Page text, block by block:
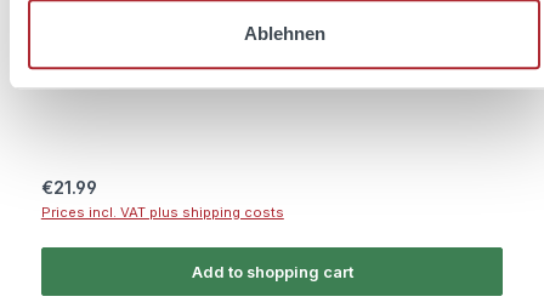
Ablehnen
Regular price:
€21.99
Prices incl. VAT plus shipping costs
Add to shopping cart